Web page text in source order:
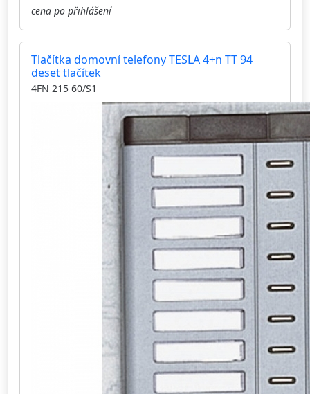
cena po přihlášení
Tlačítka domovní telefony TESLA 4+n TT 94
deset tlačítek
4FN 215 60/S1